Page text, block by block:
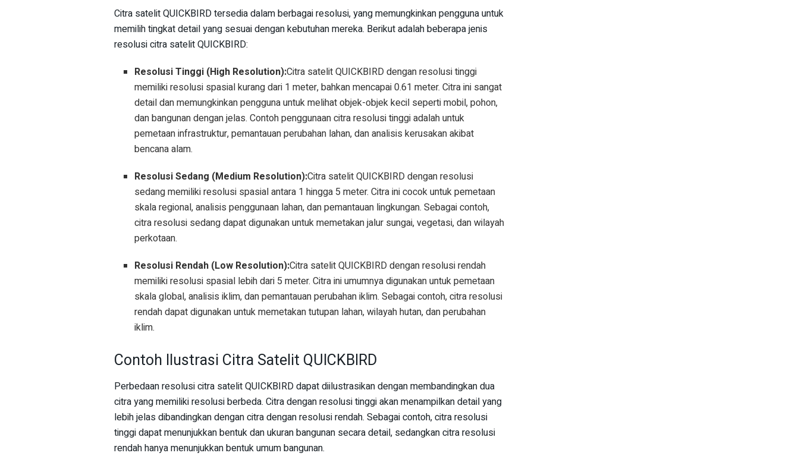
Citra satelit QUICKBIRD tersedia dalam berbagai resolusi, yang memungkinkan pengguna untuk
memilih tingkat detail yang sesuai dengan kebutuhan mereka. Berikut adalah beberapa jenis
resolusi citra satelit QUICKBIRD:
Resolusi Tinggi (High Resolution):Citra satelit QUICKBIRD dengan resolusi tinggi
memiliki resolusi spasial kurang dari 1 meter, bahkan mencapai 0.61 meter. Citra ini sangat
detail dan memungkinkan pengguna untuk melihat objek-objek kecil seperti mobil, pohon,
dan bangunan dengan jelas. Contoh penggunaan citra resolusi tinggi adalah untuk
pemetaan infrastruktur, pemantauan perubahan lahan, dan analisis kerusakan akibat
bencana alam.
Resolusi Sedang (Medium Resolution):Citra satelit QUICKBIRD dengan resolusi
sedang memiliki resolusi spasial antara 1 hingga 5 meter. Citra ini cocok untuk pemetaan
skala regional, analisis penggunaan lahan, dan pemantauan lingkungan. Sebagai contoh,
citra resolusi sedang dapat digunakan untuk memetakan jalur sungai, vegetasi, dan wilayah
perkotaan.
Resolusi Rendah (Low Resolution):Citra satelit QUICKBIRD dengan resolusi rendah
memiliki resolusi spasial lebih dari 5 meter. Citra ini umumnya digunakan untuk pemetaan
skala global, analisis iklim, dan pemantauan perubahan iklim. Sebagai contoh, citra resolusi
rendah dapat digunakan untuk memetakan tutupan lahan, wilayah hutan, dan perubahan
iklim.
Contoh Ilustrasi Citra Satelit QUICKBIRD
Perbedaan resolusi citra satelit QUICKBIRD dapat diilustrasikan dengan membandingkan dua
citra yang memiliki resolusi berbeda. Citra dengan resolusi tinggi akan menampilkan detail yang
lebih jelas dibandingkan dengan citra dengan resolusi rendah. Sebagai contoh, citra resolusi
tinggi dapat menunjukkan bentuk dan ukuran bangunan secara detail, sedangkan citra resolusi
rendah hanya menunjukkan bentuk umum bangunan.